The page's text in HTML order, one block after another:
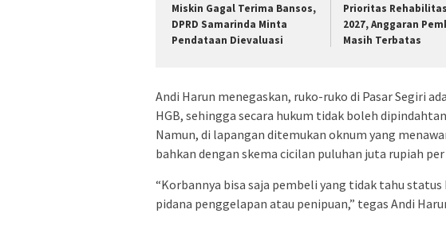
Miskin Gagal Terima Bansos,
DPRD Samarinda Minta
Pendataan Dievaluasi
Prioritas
2027, Anggaran
Masih Terbatas
Andi Harun menegaskan, ruko-ruko di Pasar Segiri
HGB, sehingga secara hukum tidak boleh
Namun, di lapangan ditemukan oknum yang
bahkan dengan skema cicilan puluhan juta rupiah
“Korbannya bisa saja pembeli yang tidak tahu
pidana penggelapan atau penipuan,” tegas Andi